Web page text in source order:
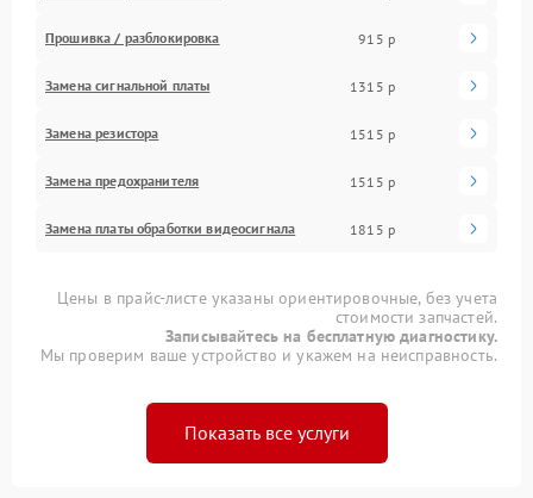
Прошивка / разблокировка 915 р
Замена сигнальной платы 1315 р
Замена резистора 1515 р
Замена предохранителя 1515 р
Замена платы обработки видеосигнала 1815 р
Цены в прайс-листе указаны ориентировочные, без учета
стоимости запчастей.
Записывайтесь на бесплатную диагностику.
Мы проверим ваше устройство и укажем на неисправность.
Показать все услуги